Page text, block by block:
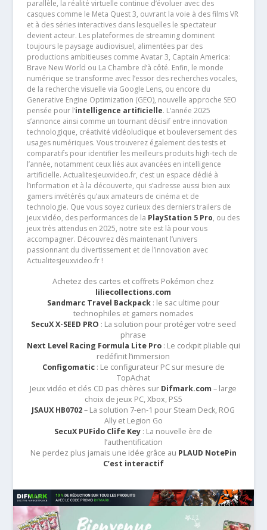
parallèle, la réalité virtuelle continue d’évoluer avec des
casques comme le Meta Quest 3, ouvrant la voie à des films VR
et à des séries interactives dans lesquelles le spectateur
devient acteur. Les plateformes de streaming dominent
toujours le paysage audiovisuel, alimentées par des
productions ambitieuses comme Avatar 3, Captain America:
Brave New World ou La Chambre d’à côté. Enfin, le monde
numérique se transforme avec l’essor des recherches vocales,
de la recherche visuelle via Google Lens, ou encore du
Generative Engine Optimization (GEO), nouvelle approche SEO
pensée pour l’intelligence artificielle. L’année 2025
s’annonce ainsi comme un tournant décisif entre innovation
technologique, créativité vidéoludique et bouleversement des
usages numériques. Vous trouverez également des tests et
comparatifs pour identifier les meilleurs produits high-tech de
l’année, notamment ceux liés aux avancées en intelligence
artificielle. Actualitesjeuxvideo.fr, c’est un espace dédié à
l’information et à la découverte, qui s’adresse aussi bien aux
gamers invétérés qu’aux amateurs de cinéma et de
technologie. Que vous soyez curieux des derniers trailers de
jeux vidéo, des performances de la PlayStation 5 Pro, ou des
jeux très attendus en 2025, notre site est là pour vous
accompagner. Découvrez dès maintenant l’univers
passionnant du divertissement et de l’innovation avec
Actualitesjeuxvideo.fr !
Achetez des cartes et coffrets Pokémon chez
liliecollections.com
Sandmarc Travel Backpack : le sac ultime pour
technophiles et gamers nomades
SecuX X-SEED PRO : La solution pour protéger votre seed
phrase
Next Level Racing Formula Lite Pro: Le cockpit pliable qui
redéfinit l’immersion
Configomatic: Le configurateur PC sur mesure de
TopAchat
Jeux vidéo et clés CD pas chères sur Difmark.com – large
choix de jeux PC, Xbox, PS5
JSAUX HB0702– La solution 7-en-1 pour Steam Deck, ROG
Ally et Legion Go
SecuX PUFido Clife Key : La nouvelle ère de
l’authentification
Ne perdez plus jamais une idée grâce au PLAUD NotePin
C’est interactif